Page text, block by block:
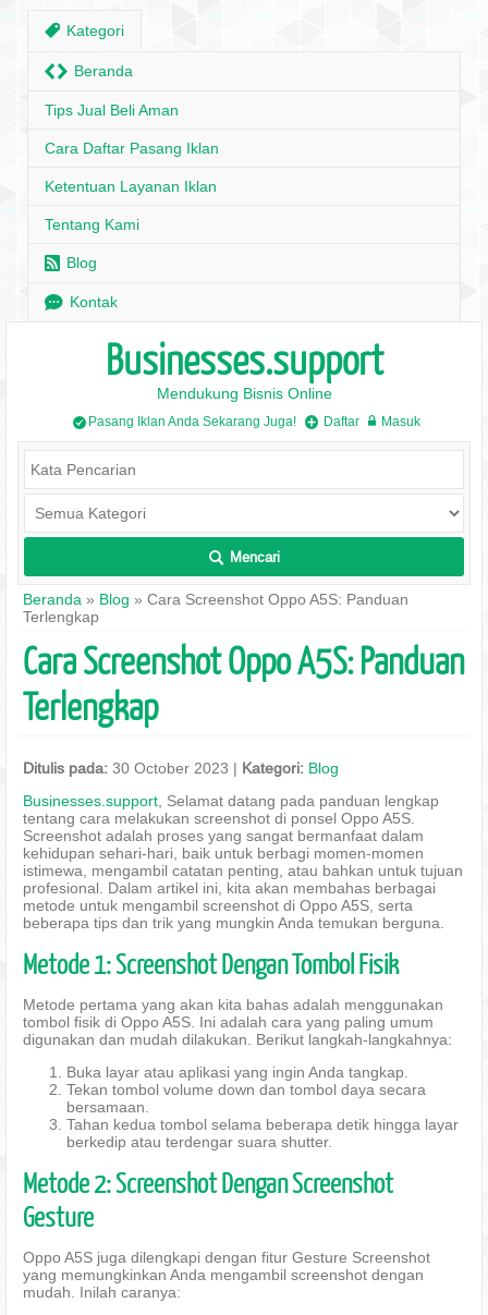
, Kategori
H Beranda
Tips Jual Beli Aman
Cara Daftar Pasang Iklan
Ketentuan Layanan Iklan
Tentang Kami
r Blog
e Kontak
Businesses.support
Mendukung Bisnis Online
/ Pasang Iklan Anda Sekarang Juga! + Daftar w Masuk
L Mencari
Beranda » Blog » Cara Screenshot Oppo A5S: Panduan
Terlengkap
Cara Screenshot Oppo A5S: Panduan
Terlengkap
Ditulis pada: 30 October 2023 | Kategori: Blog
Businesses.support , Selamat datang pada panduan lengkap
tentang cara melakukan screenshot di ponsel Oppo A5S.
Screenshot adalah proses yang sangat bermanfaat dalam
kehidupan sehari-hari, baik untuk berbagi momen-momen
istimewa, mengambil catatan penting, atau bahkan untuk tujuan
profesional. Dalam artikel ini, kita akan membahas berbagai
metode untuk mengambil screenshot di Oppo A5S, serta
beberapa tips dan trik yang mungkin Anda temukan berguna.
Metode 1: Screenshot Dengan Tombol Fisik
Metode pertama yang akan kita bahas adalah menggunakan
tombol fisik di Oppo A5S. Ini adalah cara yang paling umum
digunakan dan mudah dilakukan. Berikut langkah-langkahnya:
Buka layar atau aplikasi yang ingin Anda tangkap.
Tekan tombol volume down dan tombol daya secara
bersamaan.
Tahan kedua tombol selama beberapa detik hingga layar
berkedip atau terdengar suara shutter.
Metode 2: Screenshot Dengan Screenshot
Gesture
Oppo A5S juga dilengkapi dengan fitur Gesture Screenshot
yang memungkinkan Anda mengambil screenshot dengan
mudah. Inilah caranya: